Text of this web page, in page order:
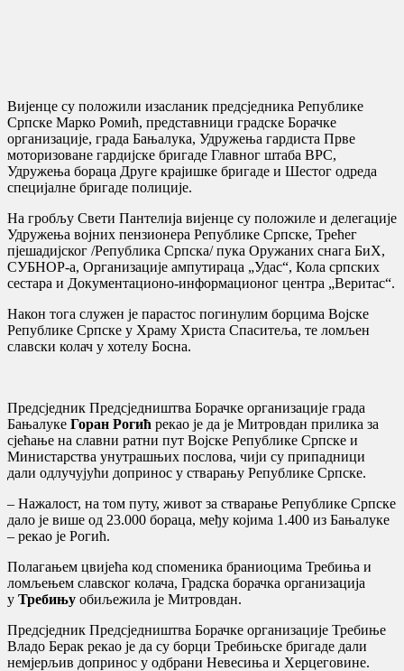
Вијенце су положили изасланик предсједника Републике
Српске Марко Ромић, представници градске Борачке
организације, града Бањалука, Удружења гардиста Прве
моторизоване гардијске бригаде Главног штаба ВРС,
Удружења бораца Друге крајишке бригаде и Шестог одреда
специјалне бригаде полиције.
На гробљу Свети Пантелија вијенце су положиле и делегације
Удружења војних пензионера Републике Српске, Трећег
пјешадијског /Република Српска/ пука Оружаних снага БиХ,
СУБНОР-а, Организације ампутираца „Удас“, Кола српских
сестара и Документационо-информационог центра „Веритас“.
Након тога служен је парастос погинулим борцима Војске
Републике Српске у Храму Христа Спаситеља, те ломљен
славски колач у хотелу Босна.
Предсједник Предсједништва Борачке организације града
Бањалуке Горан Рогић рекао је да је Митровдан прилика за
сјећање на славни ратни пут Војске Републике Српске и
Министарства унутрашњих послова, чији су припадници
дали одлучујући допринос у стварању Републике Српске.
– Нажалост, на том путу, живот за стварање Републике Српске
дало је више од 23.000 бораца, међу којима 1.400 из Бањалуке
– рекао је Рогић.
Полагањем цвијећа код споменика браниоцима Требиња и
ломљењем славског колача, Градска борачка организација
у Требињу обиљежила је Митровдан.
Предсједник Предсједништва Борачке организације Требиње
Владо Берак рекао је да су борци Требињске бригаде дали
немјерљив допринос у одбрани Невесиња и Херцеговине.